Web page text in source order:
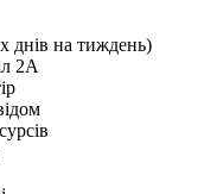
днів на тиждень)
2А